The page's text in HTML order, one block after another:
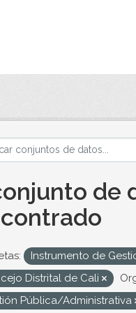
de
Instrumento de
Distrital de Cali
Pública/Administrativa